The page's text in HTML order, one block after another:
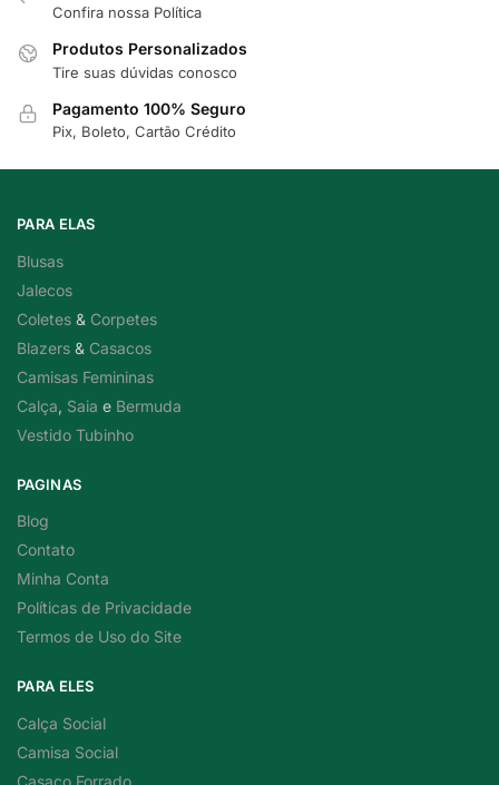
Confira nossa Política
Produtos Personalizados
Tire suas dúvidas conosco
Pagamento 100% Seguro
Pix, Boleto, Cartão Crédito
PARA ELAS
Blusas
Jalecos
Coletes & Corpetes
Blazers & Casacos
Camisas Femininas
Calça, Saia e Bermuda
Vestido Tubinho
PAGINAS
Blog
Contato
Minha Conta
Políticas de Privacidade
Termos de Uso do Site
PARA ELES
Calça Social
Camisa Social
Casaco Forrado